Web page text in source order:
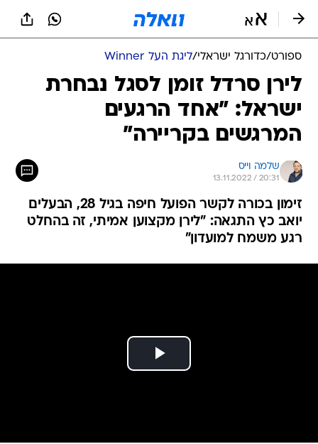
ספורט/כדורגל ישראלי/ליגת העל Winner
לירן סרדל זומן לסגל נבחרת
ישראל: "אחד הרגעים
המרגשים בקריירה"
שלמה וייס
13.11.2022 / 20:31
זימון בכורה לקשר הפועל חיפה בגיל 28, הבעלים
יואב כץ התגאה: "לירן מקצוען אמיתי, זה בהחלט
רגע משמח למועדון"